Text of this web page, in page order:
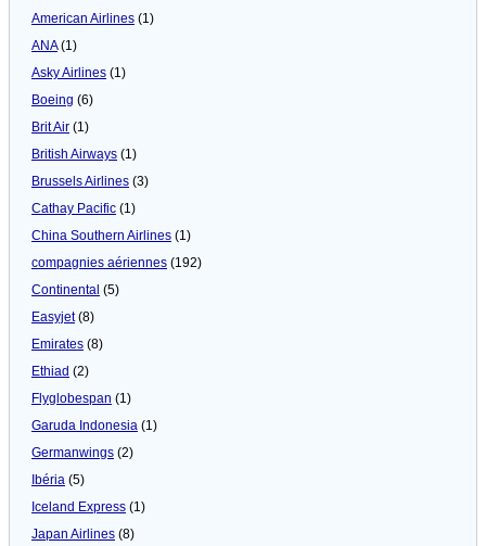
American Airlines (1)
ANA(1)
Asky Airlines (1)
Boeing (6)
Brit Air (1)
British Airways (1)
Brussels Airlines (3)
Cathay Pacific (1)
China Southern Airlines (1)
compagnies aériennes (192)
Continental (5)
Easyjet(8)
Emirates (8)
Ethiad (2)
Flyglobespan (1)
Garuda Indonesia (1)
Germanwings (2)
Ibéria (5)
Iceland Express (1)
Japan Airlines (8)